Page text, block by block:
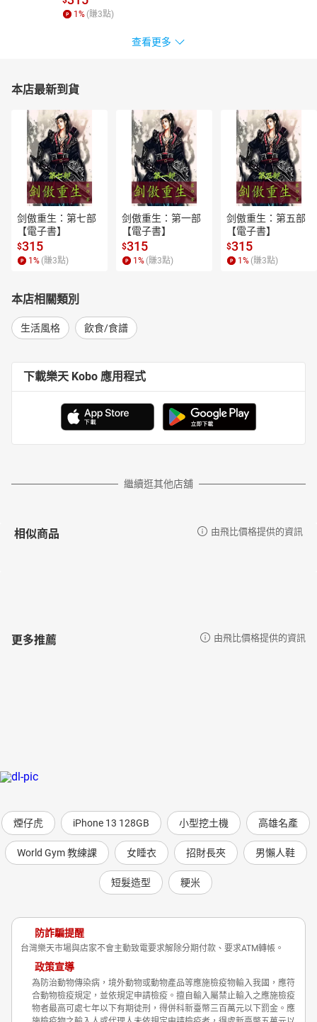
1% (賺3點)
查看更多
本店最新到貨
剑傲重生：第七部
【電子書】
$315
1 % (賺3點)
剑傲重生：第一部
【電子書】
$315
1 % (賺3點)
剑傲重生：第五部
【電子書】
$315
1 % (賺3點)
本店相關類別
生活風格 飲食/食譜
下載樂天 Kobo 應用程式
繼續逛其他店舖
相似商品 由飛比價格提供的資訊
更多推薦 由飛比價格提供的資訊
煙仔虎 iPhone 13 128GB 小型挖土機 高雄名產
World Gym 教練課 女睡衣 招財長夾 男懶人鞋
短髮造型 粳米
防詐騙提醒
台灣樂天市場與店家不會主動致電要求解除分期付款、要求ATM轉帳。
政策宣導
為防治動物傳染病，境外動物或動物產品等應施檢疫物輸入我國，應符
合動物檢疫規定，並依規定申請檢疫。擅自輸入屬禁止輸入之應施檢疫
物者最高可處七年以下有期徒刑，得併科新臺幣三百萬元以下罰金。應